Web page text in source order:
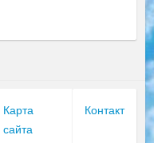
Карта
сайта
Контакт